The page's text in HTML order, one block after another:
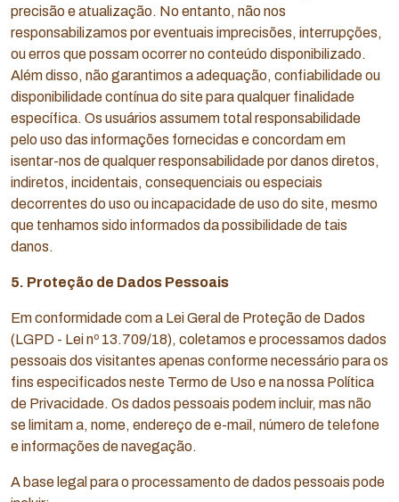
precisão e atualização. No entanto, não nos
responsabilizamos por eventuais imprecisões, interrupções,
ou erros que possam ocorrer no conteúdo disponibilizado.
Além disso, não garantimos a adequação, confiabilidade ou
disponibilidade contínua do site para qualquer finalidade
específica. Os usuários assumem total responsabilidade
pelo uso das informações fornecidas e concordam em
isentar-nos de qualquer responsabilidade por danos diretos,
indiretos, incidentais, consequenciais ou especiais
decorrentes do uso ou incapacidade de uso do site, mesmo
que tenhamos sido informados da possibilidade de tais
danos.
5. Proteção de Dados Pessoais
Em conformidade com a Lei Geral de Proteção de Dados
(LGPD - Lei nº 13.709/18), coletamos e processamos dados
pessoais dos visitantes apenas conforme necessário para os
fins especificados neste Termo de Uso e na nossa Política
de Privacidade. Os dados pessoais podem incluir, mas não
se limitam a, nome, endereço de e-mail, número de telefone
e informações de navegação.
A base legal para o processamento de dados pessoais pode